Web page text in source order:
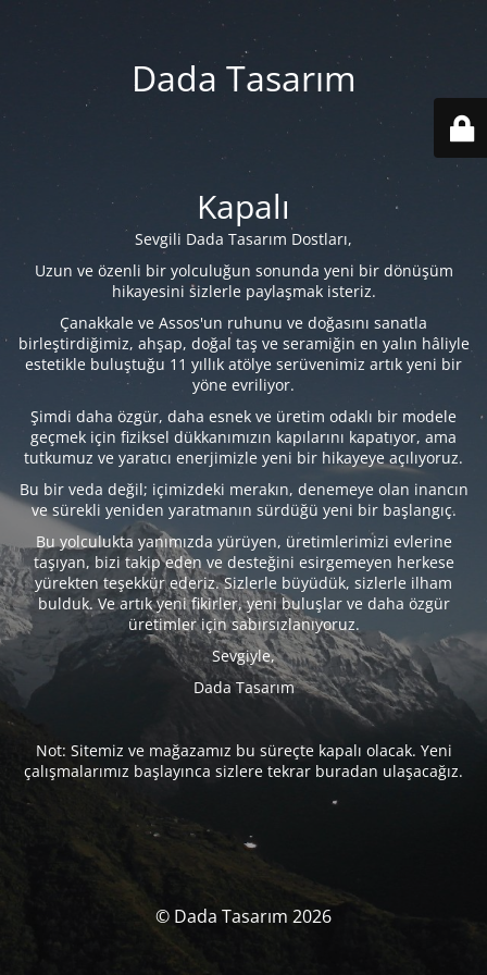
Dada Tasarım
Kapalı
Sevgili Dada Tasarım Dostları,
Uzun ve özenli bir yolculuğun sonunda yeni bir dönüşüm
hikayesini sizlerle paylaşmak isteriz.
Çanakkale ve Assos'un ruhunu ve doğasını sanatla
birleştirdiğimiz, ahşap, doğal taş ve seramiğin en yalın hâliyle
estetikle buluştuğu 11 yıllık atölye serüvenimiz artık yeni bir
yöne evriliyor.
Şimdi daha özgür, daha esnek ve üretim odaklı bir modele
geçmek için fiziksel dükkanımızın kapılarını kapatıyor, ama
tutkumuz ve yaratıcı enerjimizle yeni bir hikayeye açılıyoruz.
Bu bir veda değil; içimizdeki merakın, denemeye olan inancın
ve sürekli yeniden yaratmanın sürdüğü yeni bir başlangıç.
Bu yolculukta yanımızda yürüyen, üretimlerimizi evlerine
taşıyan, bizi takip eden ve desteğini esirgemeyen herkese
yürekten teşekkür ederiz. Sizlerle büyüdük, sizlerle ilham
bulduk. Ve artık yeni fikirler, yeni buluşlar ve daha özgür
üretimler için sabırsızlanıyoruz.
Sevgiyle,
Dada Tasarım
Not: Sitemiz ve mağazamız bu süreçte kapalı olacak. Yeni
çalışmalarımız başlayınca sizlere tekrar buradan ulaşacağız.
© Dada Tasarım 2026